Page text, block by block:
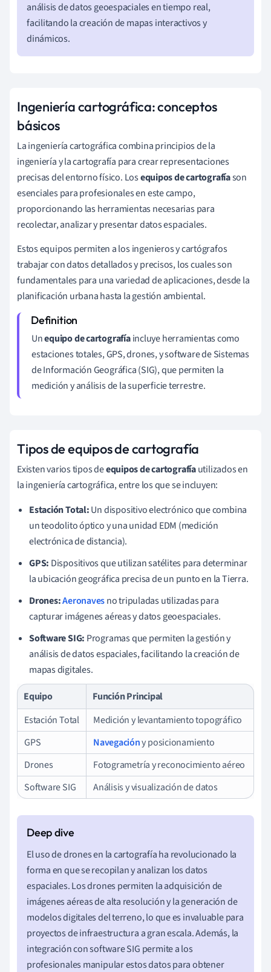
análisis de datos geoespaciales en tiempo real,
facilitando la creación de mapas interactivos y
dinámicos.
Ingeniería cartográfica: conceptos
básicos
La ingeniería cartográfica combina principios de la
ingeniería y la cartografía para crear representaciones
precisas del entorno físico. Losequipos de cartografíason
esenciales para profesionales en este campo,
proporcionando las herramientas necesarias para
recolectar, analizar y presentar datos espaciales.
Estos equipos permiten a los ingenieros y cartógrafos
trabajar con datos detallados y precisos, los cuales son
fundamentales para una variedad de aplicaciones, desde la
planificación urbana hasta la gestión ambiental.
Unequipo de cartografíaincluye herramientas como
estaciones totales, GPS, drones, y software de Sistemas
de Información Geográfica (SIG), que permiten la
medición y análisis de la superficie terrestre.
Tipos de equipos de cartografía
Existen varios tipos deequipos de cartografíautilizados en
la ingeniería cartográfica, entre los que se incluyen:
Estación Total:Un dispositivo electrónico que combina
un teodolito óptico y una unidad EDM (medición
electrónica de distancia).
GPS: Dispositivos que utilizan satélites para determinar
la ubicación geográfica precisa de un punto en la Tierra.
Drones:Aeronavesno tripuladas utilizadas para
capturar imágenes aéreas y datos geoespaciales.
Software SIG: Programas que permiten la gestión y
análisis de datos espaciales, facilitando la creación de
mapas digitales.
Equipo
Función Principal
Estación Total
Medición y levantamiento topográfico
GPS
Navegacióny posicionamiento
Drones
Fotogrametría y reconocimiento aéreo
Software SIG
Análisis y visualización de datos
El uso de drones en la cartografía ha revolucionado la
forma en que se recopilan y analizan los datos
espaciales. Los drones permiten la adquisición de
imágenes aéreas de alta resolución y la generación de
modelos digitales del terreno, lo que es invaluable para
proyectos de infraestructura a gran escala. Además, la
integración con software SIG permite a los
profesionales manipular estos datos para obtener